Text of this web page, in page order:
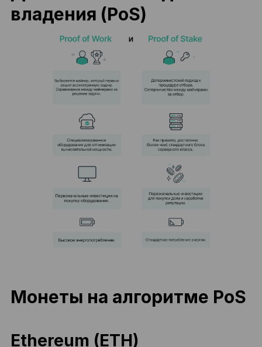
владения (PoS)
Монеты на алгоритме PoS
Ethereum (ETH)